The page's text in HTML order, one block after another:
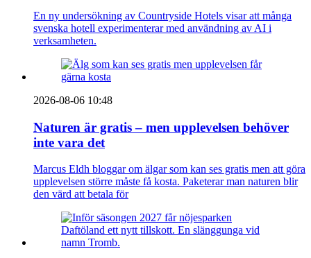
En ny undersökning av Countryside Hotels visar att många
svenska hotell experimenterar med användning av AI i
verksamheten.
2026-08-06 10:48
Naturen är gratis – men upplevelsen behöver
inte vara det
Marcus Eldh bloggar om älgar som kan ses gratis men att göra
upplevelsen större måste få kosta. Paketerar man naturen blir
den värd att betala för